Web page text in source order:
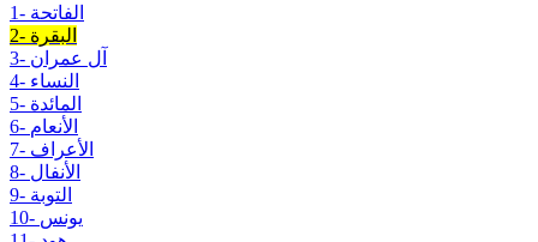
1- الفاتحة
2- البقرة
3- آل عمران
4- النساء
5- المائدة
6- الأنعام
7- الأعراف
8- الأنفال
9- التوبة
10- يونس